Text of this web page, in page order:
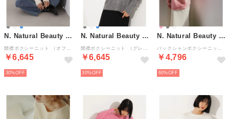
N. Natural Beauty Basic*
￥6,645
30%
N. Natural Beauty Basic*
￥6,645
30%
N. Natural Beauty Basic*
￥4,796
60%